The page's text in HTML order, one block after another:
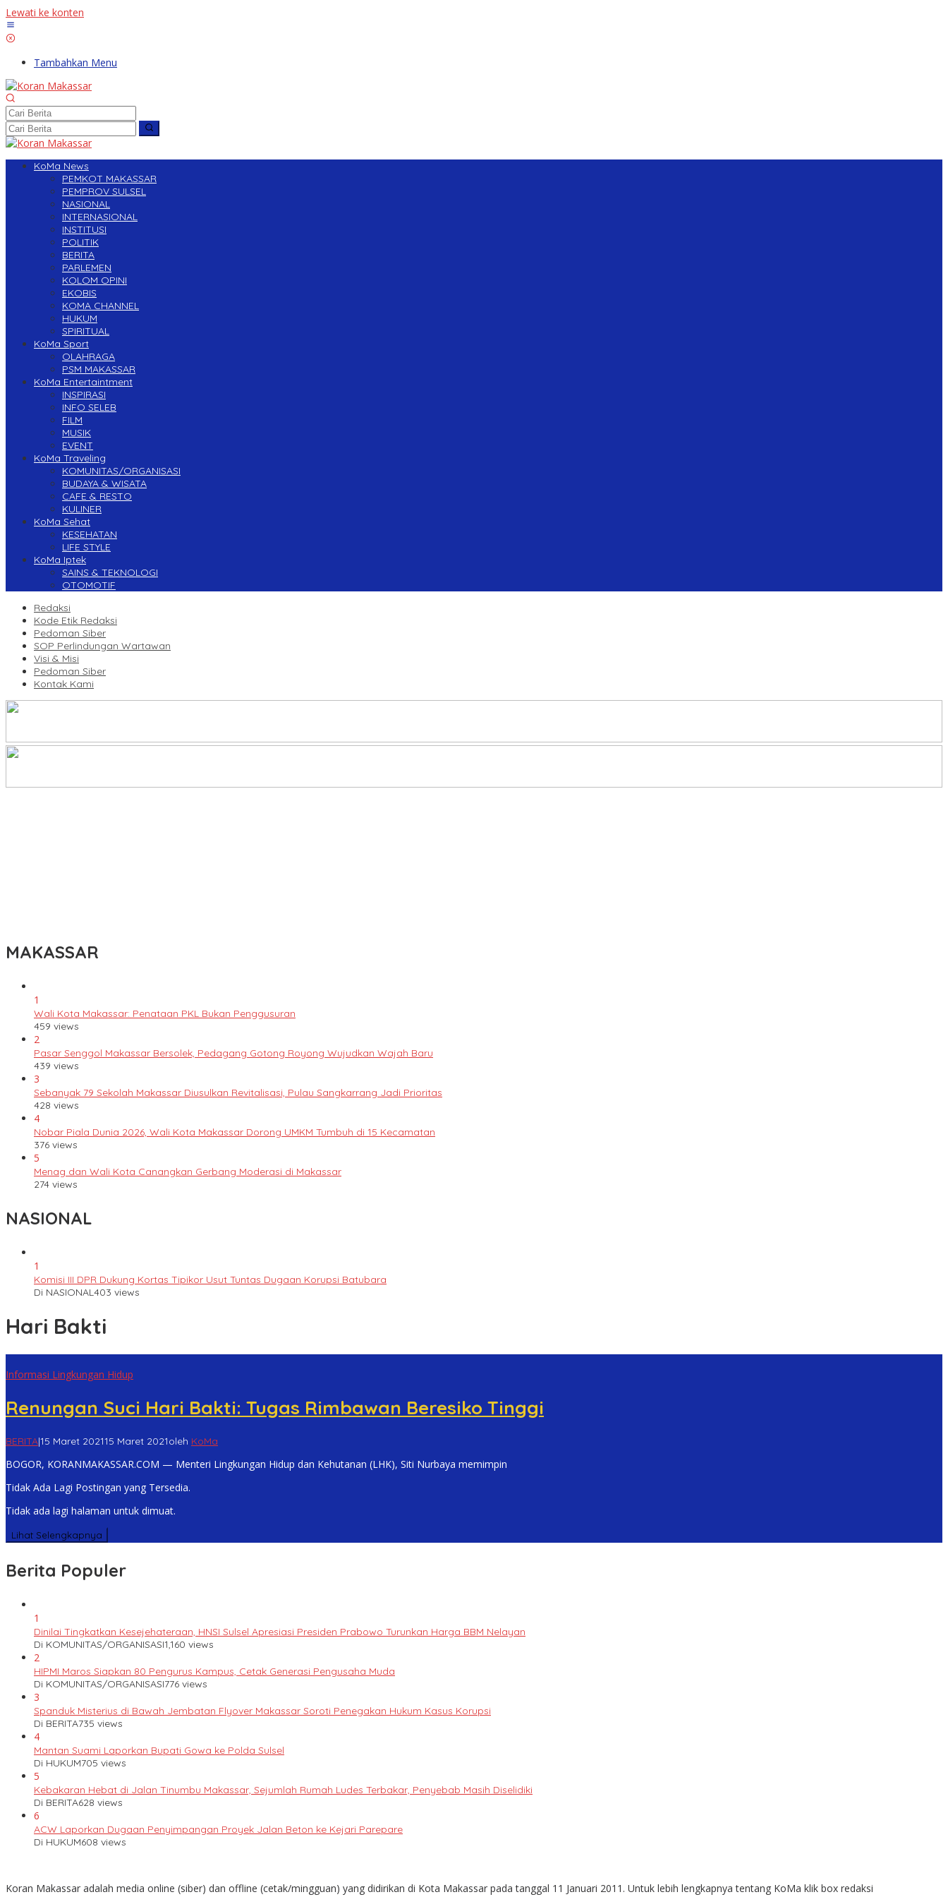
Lewati ke konten
Tambahkan Menu
KoMa News
PEMKOT MAKASSAR
PEMPROV SULSEL
NASIONAL
INTERNASIONAL
INSTITUSI
POLITIK
BERITA
PARLEMEN
KOLOM OPINI
EKOBIS
KOMA CHANNEL
HUKUM
SPIRITUAL
KoMa Sport
OLAHRAGA
PSM MAKASSAR
KoMa Entertaintment
INSPIRASI
INFO SELEB
FILM
MUSIK
EVENT
KoMa Traveling
KOMUNITAS/ORGANISASI
BUDAYA & WISATA
CAFE & RESTO
KULINER
KoMa Sehat
KESEHATAN
LIFE STYLE
KoMa Iptek
SAINS & TEKNOLOGI
OTOMOTIF
Redaksi
Kode Etik Redaksi
Pedoman Siber
SOP Perlindungan Wartawan
Visi & Misi
Pedoman Siber
Kontak Kami
MAKASSAR
1
Wali Kota Makassar: Penataan PKL Bukan Penggusuran
459 views
2
Pasar Senggol Makassar Bersolek, Pedagang Gotong Royong Wujudkan Wajah Baru
439 views
3
Sebanyak 79 Sekolah Makassar Diusulkan Revitalisasi, Pulau Sangkarrang Jadi Prioritas
428 views
4
Nobar Piala Dunia 2026, Wali Kota Makassar Dorong UMKM Tumbuh di 15 Kecamatan
376 views
5
Menag dan Wali Kota Canangkan Gerbang Moderasi di Makassar
274 views
NASIONAL
1
Komisi III DPR Dukung Kortas Tipikor Usut Tuntas Dugaan Korupsi Batubara
Di NASIONAL403 views
Hari Bakti
Informasi Lingkungan Hidup
Renungan Suci Hari Bakti: Tugas Rimbawan Beresiko Tinggi
BERITA|15 Maret 202115 Maret 2021oleh KoMa
BOGOR, KORANMAKASSAR.COM — Menteri Lingkungan Hidup dan Kehutanan (LHK), Siti Nurbaya memimpin
Tidak Ada Lagi Postingan yang Tersedia.
Tidak ada lagi halaman untuk dimuat.
Lihat Selengkapnya
Berita Populer
1
Dinilai Tingkatkan Kesejehateraan, HNSI Sulsel Apresiasi Presiden Prabowo Turunkan Harga BBM Nelayan
Di KOMUNITAS/ORGANISASI1,160 views
2
HIPMI Maros Siapkan 80 Pengurus Kampus, Cetak Generasi Pengusaha Muda
Di KOMUNITAS/ORGANISASI776 views
3
Spanduk Misterius di Bawah Jembatan Flyover Makassar Soroti Penegakan Hukum Kasus Korupsi
Di BERITA735 views
4
Mantan Suami Laporkan Bupati Gowa ke Polda Sulsel
Di HUKUM705 views
5
Kebakaran Hebat di Jalan Tinumbu Makassar, Sejumlah Rumah Ludes Terbakar, Penyebab Masih Diselidiki
Di BERITA628 views
6
ACW Laporkan Dugaan Penyimpangan Proyek Jalan Beton ke Kejari Parepare
Di HUKUM608 views
Koran Makassar adalah media online (siber) dan offline (cetak/mingguan) yang didirikan di Kota Makassar pada tanggal 11 Januari 2011. Untuk lebih lengkapnya tentang KoMa klik box redaksi